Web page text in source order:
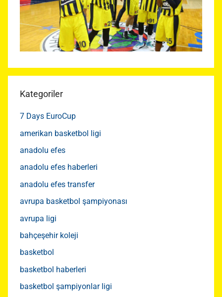
Kategoriler
7 Days EuroCup
amerikan basketbol ligi
anadolu efes
anadolu efes haberleri
anadolu efes transfer
avrupa basketbol şampiyonası
avrupa ligi
bahçeşehir koleji
basketbol
basketbol haberleri
basketbol şampiyonlar ligi